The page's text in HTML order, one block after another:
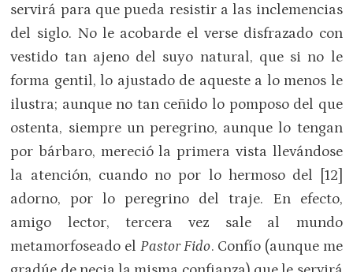
servirá para que pueda resistir a las inclemencias
del siglo. No le acobarde el verse disfrazado con
vestido tan ajeno del suyo natural, que si no le
forma gentil, lo ajustado de aqueste a lo menos le
ilustra; aunque no tan ceñido lo pomposo del que
ostenta, siempre un peregrino, aunque lo tengan
por bárbaro, mereció la primera vista llevándose
la atención, cuando no por lo hermoso del [12]
adorno, por lo peregrino del traje. En efecto,
amigo lector, tercera vez sale al mundo
metamorfoseado el Pastor Fido. Confío (aunque me